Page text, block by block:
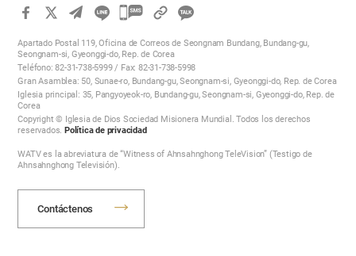
카
오
톡
공
하
Apartado Postal 119, Oficina de Correos de Seongnam Bundang, Bundang-gu,
Seongnam-si, Gyeonggi-do, Rep. de Corea
Teléfono: 82-31-738-5999 / Fax: 82-31-738-5998
Gran Asamblea: 50, Sunae-ro, Bundang-gu, Seongnam-si, Gyeonggi-do, Rep. de Corea
Iglesia principal: 35, Pangyoyeok-ro, Bundang-gu, Seongnam-si, Gyeonggi-do, Rep. de
Corea
Copyright © Iglesia de Dios Sociedad Misionera Mundial. Todos los derechos
reservados.Política de privacidad
WATV es la abreviatura de “Witness of Ahnsahnghong TeleVision” (Testigo de
Ahnsahnghong Televisión).
Contáctenos